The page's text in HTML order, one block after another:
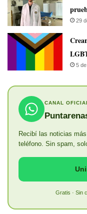
29
5
CANAL
Recibí las noticias
teléfono. Sin spam,
Gratis · Sin